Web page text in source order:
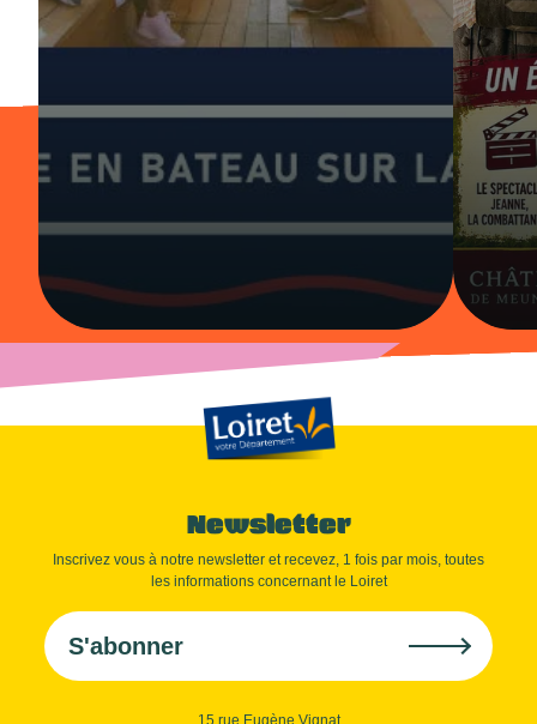
Newsletter
Inscrivez vous à notre newsletter et recevez, 1 fois par mois, toutes
les informations concernant le Loiret
S'abonner
15 rue Eugène Vignat